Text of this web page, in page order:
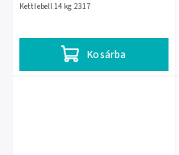
Kosárba
Kettlebell 14 kg 2317